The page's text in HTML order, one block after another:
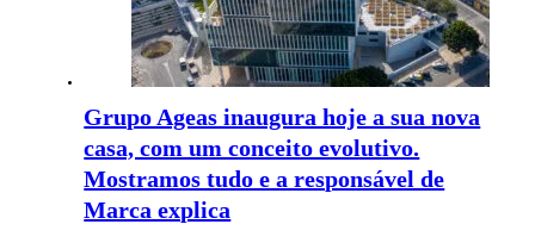
Grupo Ageas inaugura hoje a sua nova
casa, com um conceito evolutivo.
Mostramos tudo e a responsável de
Marca explica